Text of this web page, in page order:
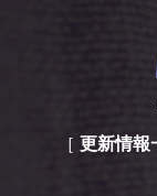
更新情報